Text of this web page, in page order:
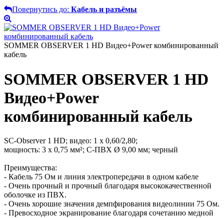
Повернутись до: Кабель и разъёмы
SOMMER OBSERVER 1 HD Видео+Power комбинированный
кабель
SOMMER OBSERVER 1 HD
Видео+Power
комбинированный кабель
SC-Observer 1 HD; видео: 1 х 0,60/2,80;
мощность: 3 х 0,75 мм²; С-ПВХ Ø 9,00 мм; черный
Преимущества:
- Кабель 75 Ом и линия электропередачи в одном кабеле
- Очень прочный и прочный благодаря высококачественной
оболочке из ПВХ.
- Очень хорошие значения демпфирования видеолинии 75 Ом.
- Превосходное экранирование благодаря сочетанию медной